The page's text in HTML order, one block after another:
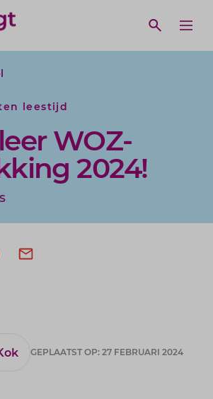
logo
Open
leestijd
WOZ-
2024!
Facebook
GEPLAATST OP: 27 FEBRUARI 2024